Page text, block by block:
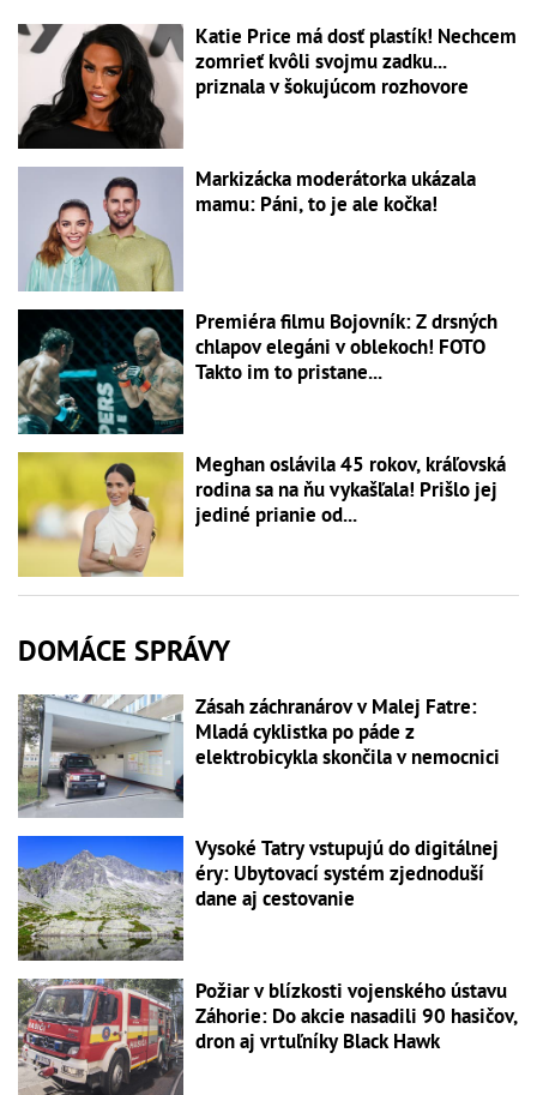
Katie Price má dosť plastík! Nechcem
zomrieť kvôli svojmu zadku...
priznala v šokujúcom rozhovore
Markizácka moderátorka ukázala
mamu: Páni, to je ale kočka!
Premiéra filmu Bojovník: Z drsných
chlapov elegáni v oblekoch! FOTO
Takto im to pristane...
Meghan oslávila 45 rokov, kráľovská
rodina sa na ňu vykašľala! Prišlo jej
jediné prianie od...
DOMÁCE SPRÁVY
Zásah záchranárov v Malej Fatre:
Mladá cyklistka po páde z
elektrobicykla skončila v nemocnici
Vysoké Tatry vstupujú do digitálnej
éry: Ubytovací systém zjednoduší
dane aj cestovanie
Požiar v blízkosti vojenského ústavu
Záhorie: Do akcie nasadili 90 hasičov,
dron aj vrtuľníky Black Hawk